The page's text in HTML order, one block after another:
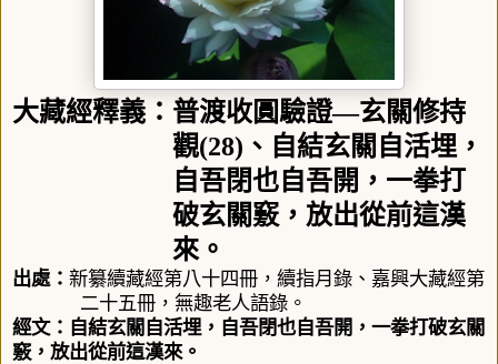
大藏經釋義：普渡收圓驗證—玄關修持
觀(28) 、 自結玄關自活埋，
自吾閉也自吾開，一拳打
破玄關竅，放出從前這漢
來。
出處： 新纂續藏經第八十四冊 ， 續指月錄、嘉興大藏經第
二十五冊，無趣老人語錄。
經文： 自結玄關自活埋，自吾閉也自吾開，一拳打破玄關
竅，放出從前這漢來。